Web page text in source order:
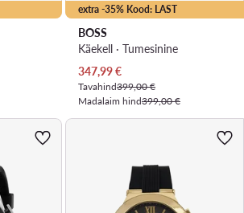
extra -35% Kood: LAST
BOSS
Käekell · Tumesinine
Praegune hind
347,99€
Tavahind399,00 €
Madalaim hind399,00 €